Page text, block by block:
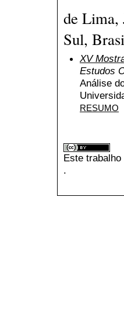
de Lima,
Sul,
XV
Estudos
Análise
RESUMO
Este
.